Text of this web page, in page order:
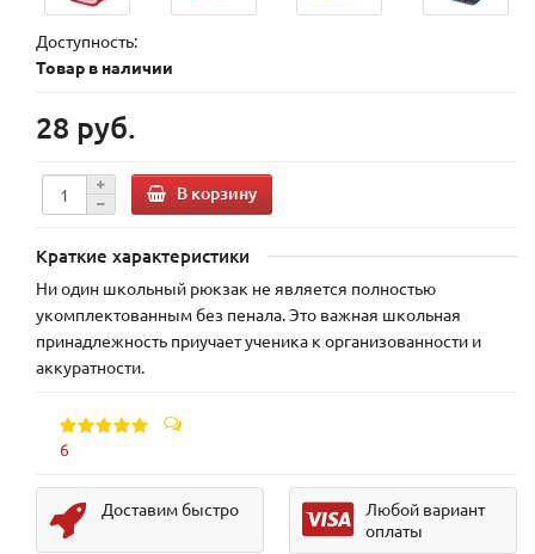
Доступность:
Товар в наличии
28 руб.
В корзину
Краткие характеристики
Ни один школьный рюкзак не является полностью
укомплектованным без пенала. Это важная школьная
принадлежность приучает ученика к организованности и
аккуратности.
6
Доставим быстро
Любой вариант
оплаты